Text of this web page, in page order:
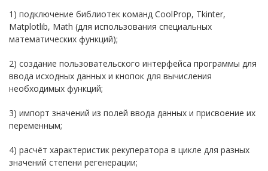
1) подключение библиотек команд CoolProp, Tkinter,
Matplotlib, Math (для использования специальных
математических функций);
2) создание пользовательского интерфейса программы для
ввода исходных данных и кнопок для вычисления
необходимых функций;
3) импорт значений из полей ввода данных и присвоение их
переменным;
4) расчёт характеристик рекуператора в цикле для разных
значений степени регенерации;